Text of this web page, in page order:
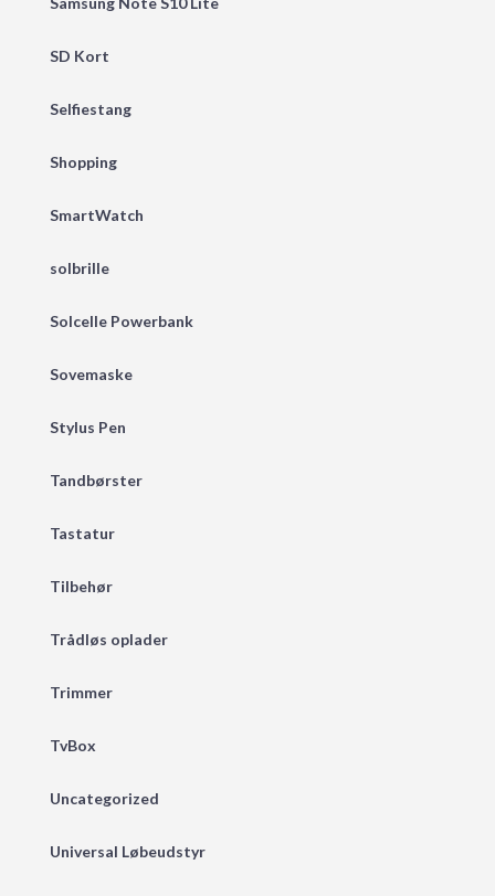
SD Kort
Selfiestang
Shopping
SmartWatch
solbrille
Solcelle Powerbank
Sovemaske
Stylus Pen
Tandbørster
Tastatur
Tilbehør
Trådløs oplader
Trimmer
TvBox
Uncategorized
Universal Løbeudstyr